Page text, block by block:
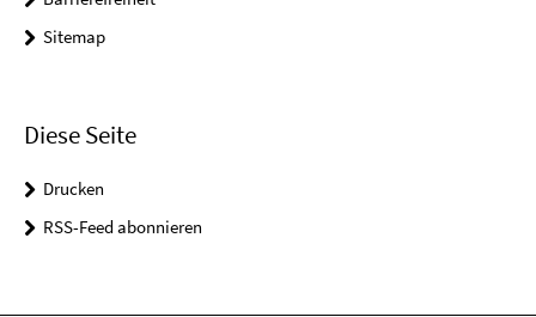
Sitemap
Diese Seite
Drucken
RSS-Feed abonnieren